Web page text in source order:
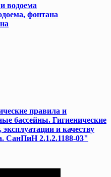
водоема
фонтана
правила и
бассейны. Гигиенические
эксплуатации и качеству
СанПиН 2.1.2.1188-03"